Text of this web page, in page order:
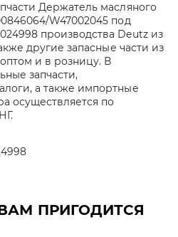
Держатель масляного
W47002045 под
производства Deutz из
другие запасные части из
и в розницу. В
запчасти,
а также импортные
осуществляется по
ПРИГОДИТСЯ